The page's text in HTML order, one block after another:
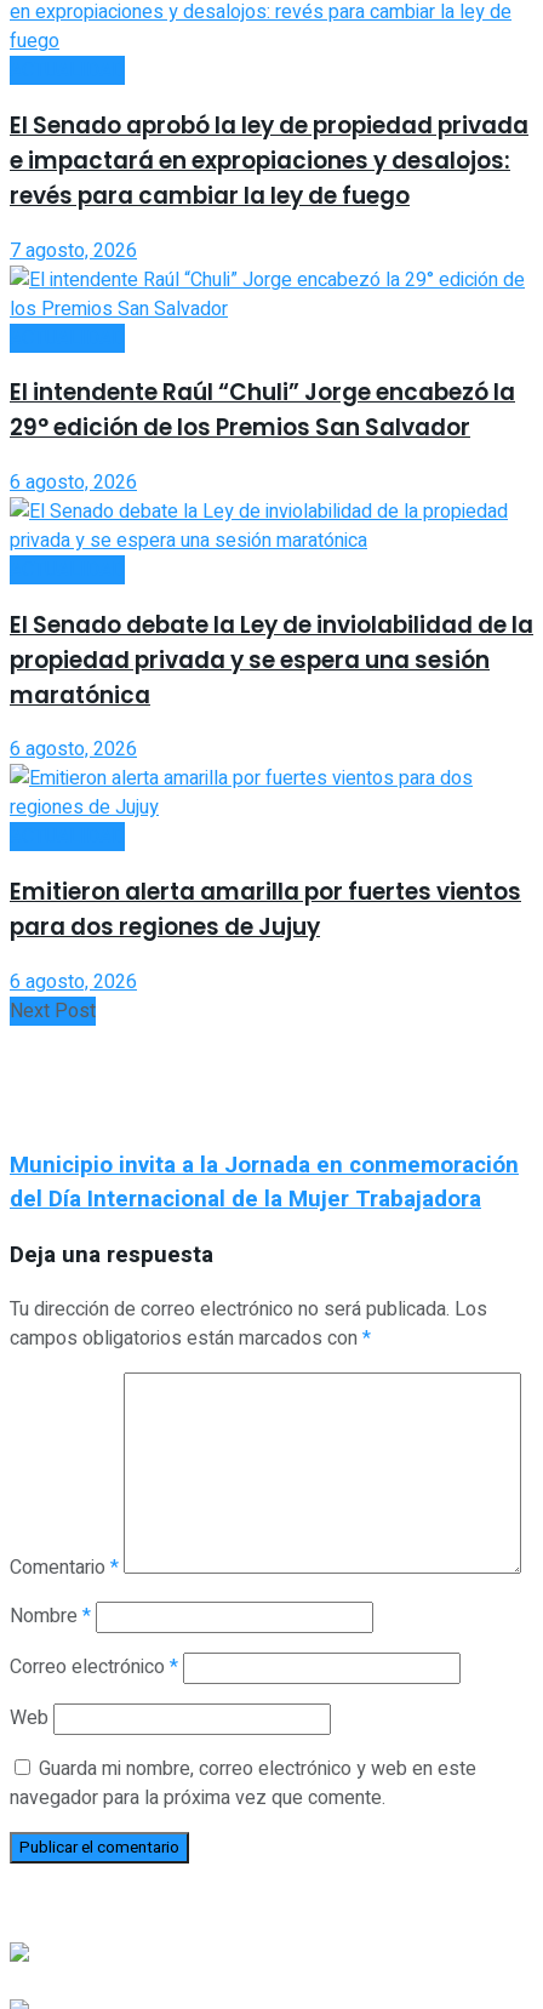
El Senado aprobó la ley de propiedad privada
e impactará en expropiaciones y desalojos:
revés para cambiar la ley de fuego
7 agosto, 2026
El intendente Raúl “Chuli” Jorge encabezó la
29° edición de los Premios San Salvador
6 agosto, 2026
El Senado debate la Ley de inviolabilidad de la
propiedad privada y se espera una sesión
maratónica
6 agosto, 2026
Emitieron alerta amarilla por fuertes vientos
para dos regiones de Jujuy
6 agosto, 2026
Next Post
Municipio invita a la Jornada en conmemoración
del Día Internacional de la Mujer Trabajadora
Deja una respuesta
Tu dirección de correo electrónico no será publicada. Los
campos obligatorios están marcados con*
Comentario *
Nombre *
Correo electrónico *
Web
Guarda mi nombre, correo electrónico y web en este
navegador para la próxima vez que comente.